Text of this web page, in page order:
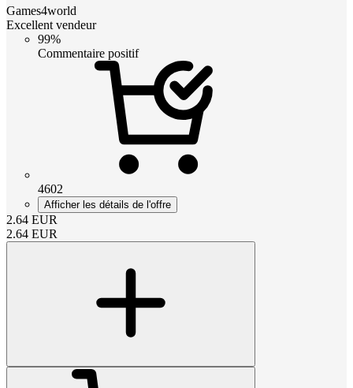
Games4world
Excellent vendeur
99%
Commentaire positif
4602
Afficher les détails de l'offre
2.64 EUR
2.64 EUR